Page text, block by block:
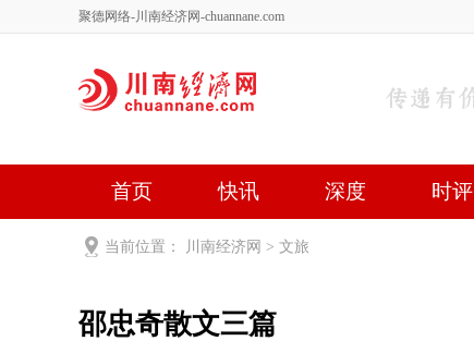
聚德网络-川南经济网-chuannane.com
首页 快讯 深度 时评
健康 文艺
当前位置： 川南经济网 > 文旅
邵忠奇散文三篇